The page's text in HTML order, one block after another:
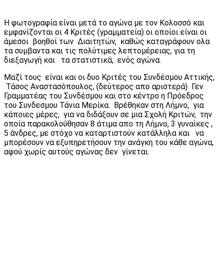
Η φωτογραφία είναι μετά το αγώνα με τον Κολοσσό και
εμφανίζονται οι 4 Κριτές (γραμματεία) οι οποίοι είναι οι
άμεσοι βοηθοί των Διαιτητών, καθώς καταγράφουν ολα
τα συμβαντα και τις πολύτιμες λεπτομέρειας, για τη
διεξαγωγή και τα στατιστικά, ενός αγώνα.
Μαζί τους είναι και οι δυο Κριτές του Συνδέσμου Αττικής,
Τάσος Αναστασόπουλος, (δεύτερος απο αριστερά) Γεν.
Γραμματέας του Συνδέσμου και στο κέντρο η Πρόεδρος
του Συνδεσμου Τάνια Μερίκα. Βρέθηκαν στη Λήμνο, για
κάποιες μέρες, για να διδάξουν σε μια Σχολή Κριτών, την
οποία παρακολούθησαν 8 άτιμα απο τη Λήμνο, 3 γυναίκες ,
5 άνδρες, με στόχο να καταρτιστούν κατάλληλα και να
μπορέσουν να εξυπηρετήσουν την ανάγκη του κάθε αγώνα,
αφού χωρίς αυτούς αγώνας δεν γίνεται.